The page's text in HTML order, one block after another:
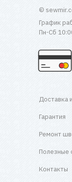
©
График
Пн-Сб
Доставка
Гарантия
Ремонт
Полезные
Контакты